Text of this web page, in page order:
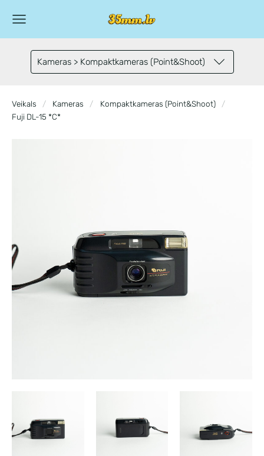
Kameras > Kompaktkameras (Point&Shoot)
Veikals Kameras
Kompaktkameras (Point&Shoot)
Fuji DL-15 *C*